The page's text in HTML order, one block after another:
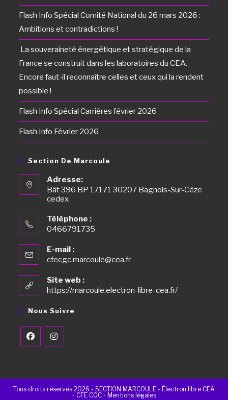
Flash Info Spécial Comité National du 26 mars 2026 :
Ambitions et contradictions !
La souveraineté énergétique et stratégique de la
France se construit dans les laboratoires du CEA.
Encore faut-il reconnaître celles et ceux qui la rendent
possible !
Flash Info Spécial Carrières février 2026
Flash Info Février 2026
Section De Marcoule
Adresse:
Bât 396 BP 17171 30207 Bagnols-Sur-Cèze
cedex
Téléphone :
0466791735
E-mail :
cfecgc.marcoule@cea.fr
Site web :
https://marcoule.electron-libre-cea.fr/
Nous Suivre
Tous droits réservés 2026 - SECTION MARCOULE - Électron libre CEA
- CFE CGC - Mentions légales